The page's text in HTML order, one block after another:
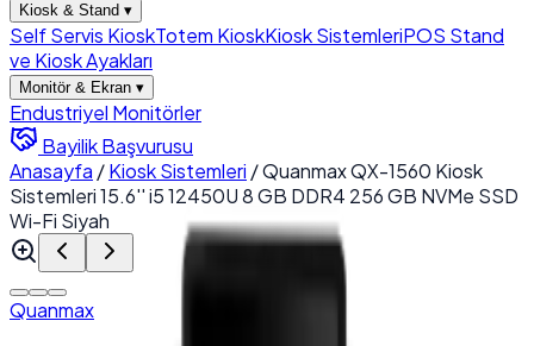
Kiosk & Stand ▾
Self Servis KioskTotem KioskKiosk SistemleriPOS Stand
ve Kiosk Ayakları
Monitör & Ekran ▾
Endustriyel Monitörler
Bayilik Başvurusu
Anasayfa /Kiosk Sistemleri /Quanmax QX-1560 Kiosk
Sistemleri 15.6'' i5 12450U 8 GB DDR4 256 GB NVMe SSD
Wi-Fi Siyah
Quanmax